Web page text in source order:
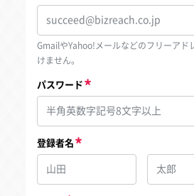
GmailやYahoo!メールなどのフリーアド
けません。
パスワード
登録者名